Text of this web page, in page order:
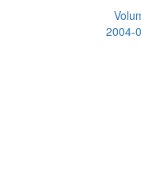
2004-